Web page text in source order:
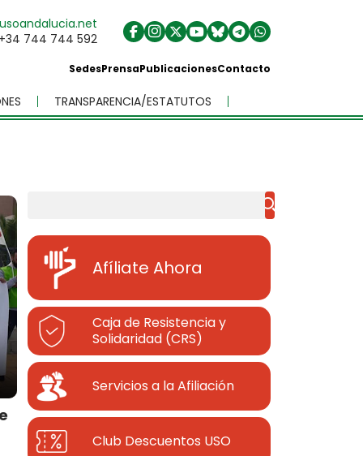
744 744 592
SedesPrensaPublicacionesContacto
TRANSPARENCIA/ESTATUTOS
Afíliate Ahora
Caja de Resistencia y
Solidaridad (CRS)
Servicios a la Afiliación
Club Descuentos USO